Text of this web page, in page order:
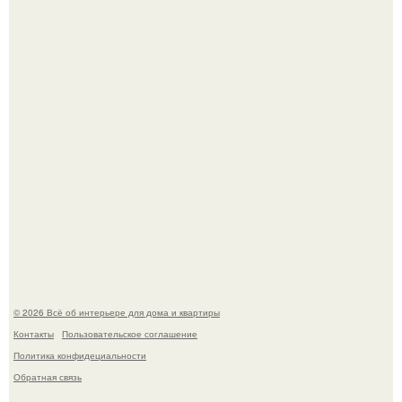
© 2026 Всё об интерьере для дома и квартиры
Контакты
Пользовательское соглашение
Политика конфидециальности
Обратная связь